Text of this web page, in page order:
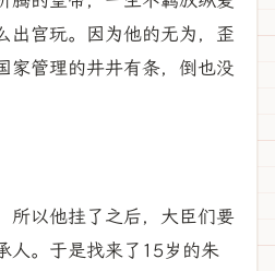
出宫玩。因为他的无为，歪
家管理的井井有条，倒也没
所以他挂了之后，大臣们要
人。于是找来了15岁的朱